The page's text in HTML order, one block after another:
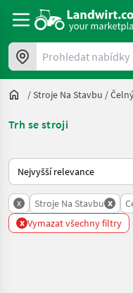
Prohledat nabídky
/Stroje Na Stavbu /
Trh se stroji
Takto se řadí nabídky na
x Stroje Na Stavbu x
x Vymazat všechny filtry